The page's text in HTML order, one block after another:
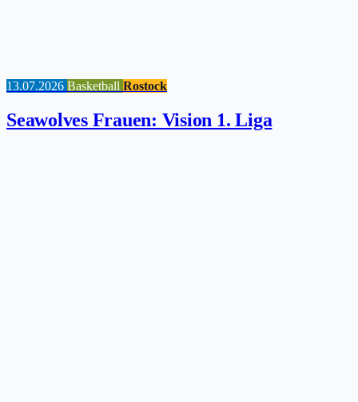
13.07.2026 Basketball Rostock
Seawolves Frauen: Vision 1. Liga